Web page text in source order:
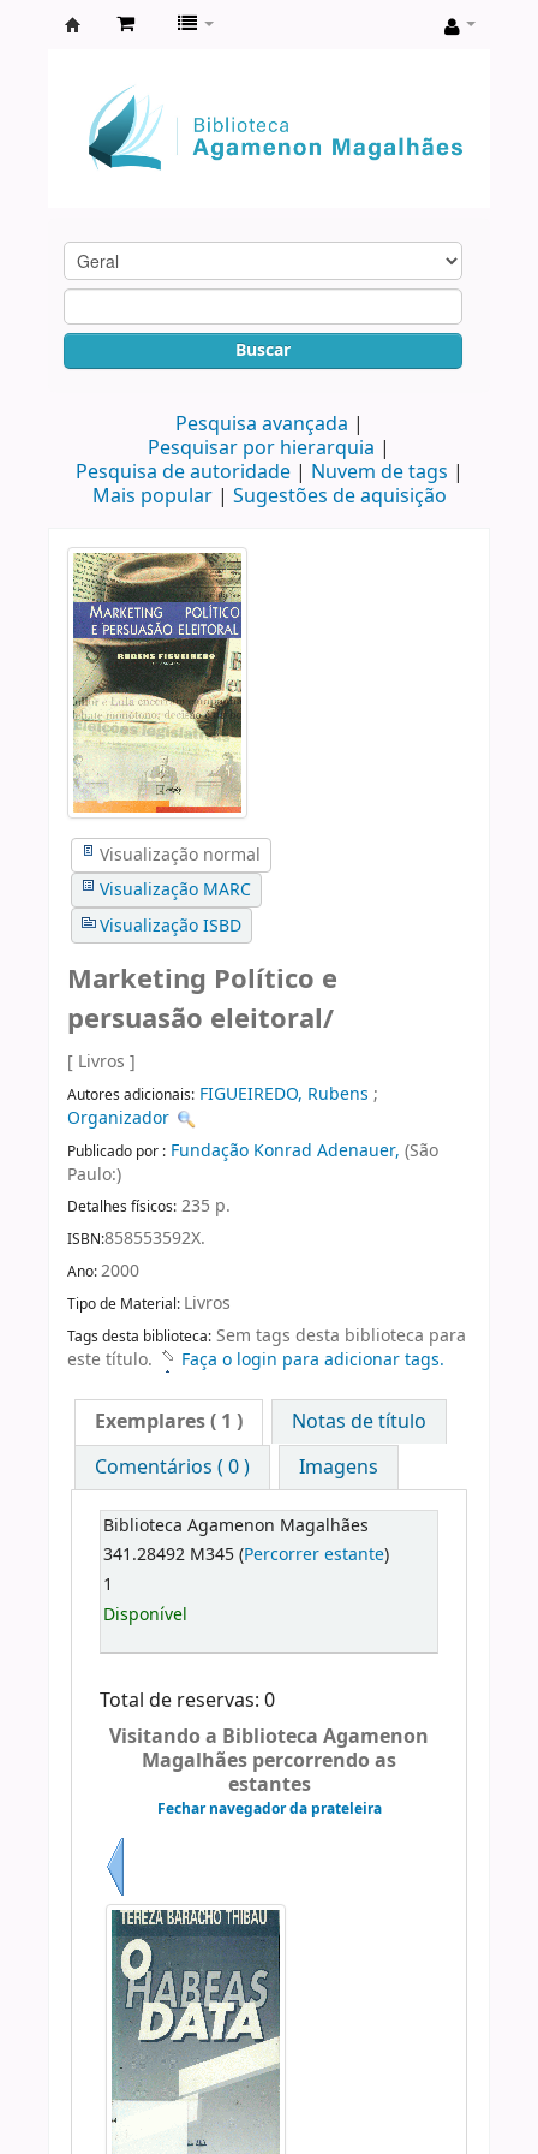
Agamenon
Magalhães
Buscar
Pesquisa avançada
Pesquisar por hierarquia
Pesquisa de autoridade
Nuvem de tags
Mais popular
Sugestões de aquisição
Visualização normal
Visualização MARC
Visualização ISBD
Marketing Político e
persuasão eleitoral/
[ Livros ]
Autores adicionais: FIGUEIREDO, Rubens ;
Organizador
Publicado por : Fundação Konrad Adenauer, (São
Paulo:)
Detalhes físicos: 235 p.
ISBN:858553592X.
Ano:2000
Tipo de Material: Livros
Tags desta biblioteca: Sem tags desta biblioteca para
este título.
Faça o login para adicionar tags.
Exemplares( 1 )
Notas de título
Comentários ( 0 )
Imagens
Biblioteca Agamenon Magalhães
341.28492 M345 (Percorrer estante)
1
Disponível
Total de reservas: 0
Visitando a Biblioteca Agamenon
Magalhães percorrendo as
estantes
Fechar navegador da prateleira
Anterior